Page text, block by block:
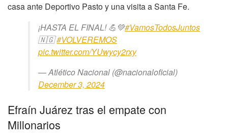
casa ante Deportivo Pasto y una visita a Santa Fe.
¡HASTA EL FINAL! 💪💚#VamosTodosJuntos
🇳🇬#VOLVEREMOS
pic.twitter.com/YUwycy2rxy
— Atlético Nacional (@nacionaloficial)
December 3, 2024
Efraín Juárez tras el empate con
Millonarios